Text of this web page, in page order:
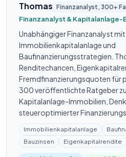
Thomas Finanzanalyst, 300+
Finanzanalyst & Kapitalanlage-
Unabhängiger Finanzanalyst
Immobilienkapitalanlage und
Baufinanzierungsstrategien.
Renditechancen,
Fremdfinanzierungsquoten für
300 veröffentlichte Ratgeber zu
Kapitalanlage-Immobilien,
steueroptimierter
Immobilienkapitalanlage
Bauzinsen
Eigenkapitalrendite